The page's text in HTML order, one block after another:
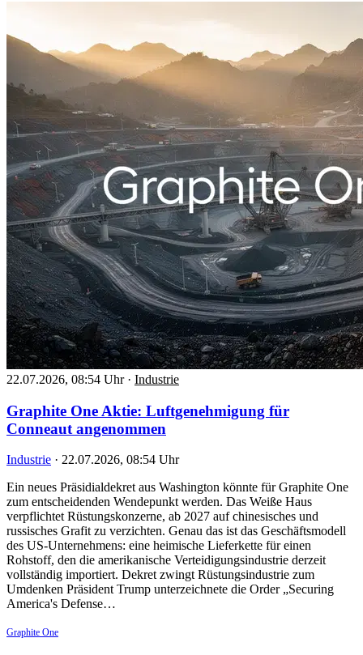
22.07.2026, 08:54 Uhr · Industrie
Graphite One Aktie: Luftgenehmigung für
Conneaut angenommen
Industrie · 22.07.2026, 08:54 Uhr
Ein neues Präsidialdekret aus Washington könnte für Graphite One
zum entscheidenden Wendepunkt werden. Das Weiße Haus
verpflichtet Rüstungskonzerne, ab 2027 auf chinesisches und
russisches Grafit zu verzichten. Genau das ist das Geschäftsmodell
des US-Unternehmens: eine heimische Lieferkette für einen
Rohstoff, den die amerikanische Verteidigungsindustrie derzeit
vollständig importiert. Dekret zwingt Rüstungsindustrie zum
Umdenken Präsident Trump unterzeichnete die Order „Securing
America's Defense…
Graphite One